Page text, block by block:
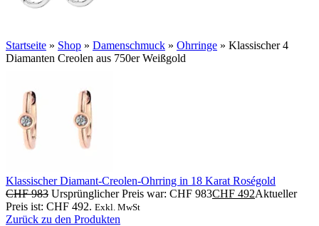
Startseite » Shop » Damenschmuck » Ohrringe » Klassischer 4
Diamanten Creolen aus 750er Weißgold
Klassischer Diamant-Creolen-Ohrring in 18 Karat Roségold
CHF983 Ursprünglicher Preis war: CHF 983CHF 492Aktueller
Preis ist: CHF 492. Exkl. MwSt
Zurück zu den Produkten